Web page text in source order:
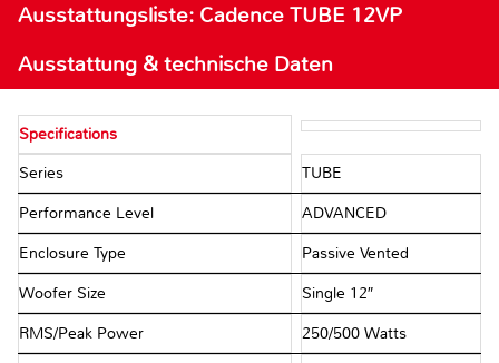
Ausstattungsliste: Cadence TUBE 12VP
Ausstattung & technische Daten
Specifications
Series TUBE
Performance Level ADVANCED
Enclosure Type Passive Vented
Woofer Size Single 12″
RMS/Peak Power 250/500 Watts